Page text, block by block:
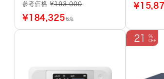
参考価格 ¥193,000
¥184,325 税込
ヤー
¥
21